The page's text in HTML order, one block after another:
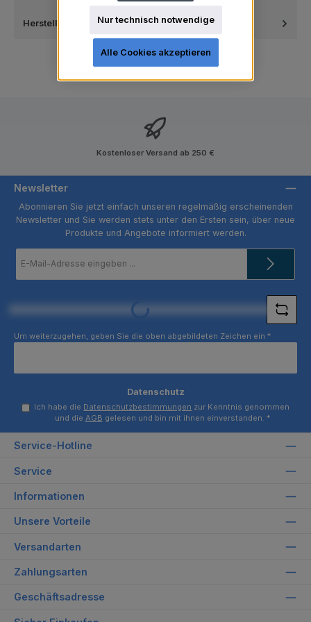
Hersteller
Kostenloser Versand ab 250 €
Newsletter
Abonnieren Sie jetzt einfach unseren regelmäßig erscheinenden
Newsletter und Sie werden stets unter den Ersten sein, über neue
Produkte und Angebote informiert werden.
Mail-
Loading...
Um weiterzugehen, geben Sie die oben abgebildeten Zeichen ein *
Datenschutz
Ich habe die Datenschutzbestimmungen zur Kenntnis genommen
und die AGB gelesen und bin mit ihnen einverstanden. *
Service-Hotline
Service
Informationen
Unsere Vorteile
Versandarten
Zahlungsarten
Geschäftsadresse
Nur technisch notwendige
Alle Cookies akzeptieren